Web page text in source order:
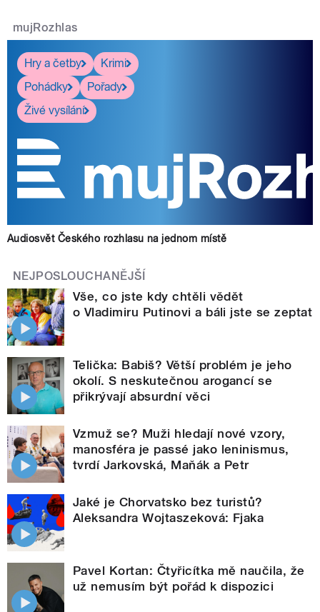
mujRozhlas
Hry a četby
Krimi
Pohádky
Pořady
Živé vysílání
Audiosvět Českého rozhlasu na jednom místě
NEJPOSLOUCHANĚJŠÍ
Vše, co jste kdy chtěli vědět
o Vladimiru Putinovi a báli jste se zeptat
Telička: Babiš? Větší problém je jeho
okolí. S neskutečnou arogancí se
přikrývají absurdní věci
Vzmuž se? Muži hledají nové vzory,
manosféra je passé jako leninismus,
tvrdí Jarkovská, Maňák a Petr
Jaké je Chorvatsko bez turistů?
Aleksandra Wojtaszeková: Fjaka
Pavel Kortan: Čtyřicítka mě naučila, že
už nemusím být pořád k dispozici